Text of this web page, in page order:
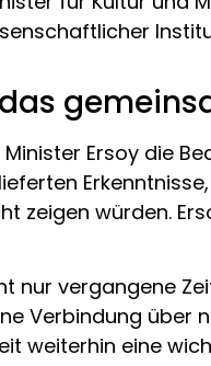
Ersoy die
zeigen würden.
nur vergangene
Verbindung über
weiterhin eine